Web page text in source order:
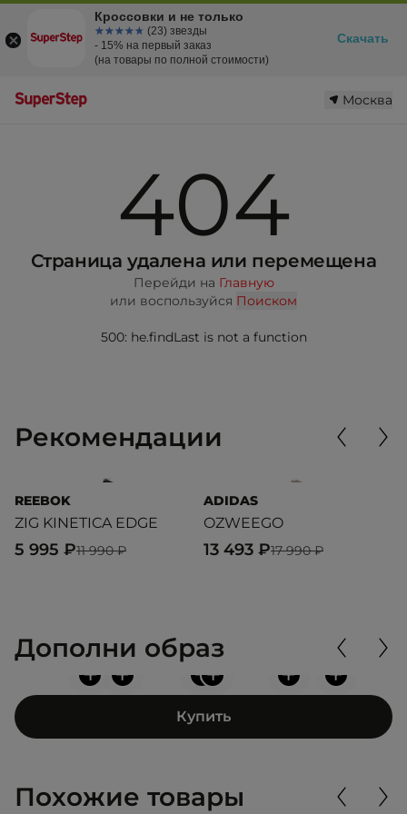
Москва
404
Страница удалена или перемещена
Перейди на Главную
или воспользуйся Поиском
500: he.findLast is not a function
Рекомендации
REEBOK
ZIG KINETICA EDGE
11 990 ₽
5 995 ₽
ADIDAS
OZWEEGO
17 990 ₽
13 493 ₽
Дополни образ
+
+
+ + +
+
Купить
Похожие товары
Кроссовки и не только
☆☆☆☆☆
★★★★★ (23) звезды
- 15% на первый заказ
(на товары по полной стоимости)
Скачать